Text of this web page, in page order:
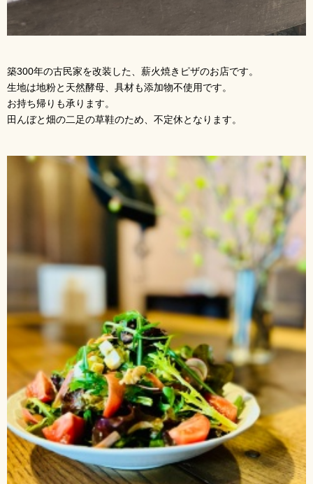
築300年の古民家を改装した、薪火焼きピザのお店です。
生地は地粉と天然酵母、具材も添加物不使用です。
お持ち帰りも承ります。
田んぼと畑の二足の草鞋のため、不定休となります。